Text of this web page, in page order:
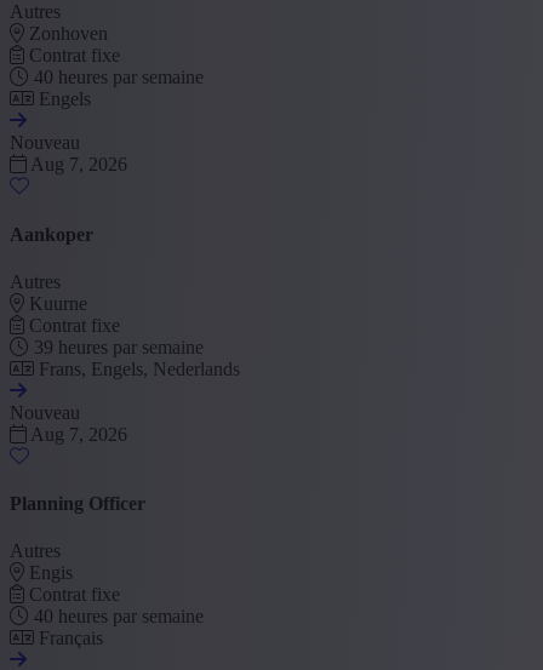
Autres
Zonhoven
Contrat fixe
40 heures par semaine
Engels
Nouveau
Aug 7, 2026
Aankoper
Autres
Kuurne
Contrat fixe
39 heures par semaine
Frans, Engels, Nederlands
Nouveau
Aug 7, 2026
Planning Officer
Autres
Engis
Contrat fixe
40 heures par semaine
Français